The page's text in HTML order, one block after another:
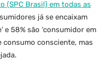
(SPC Brasil) em todas as
já se encaixam
e 58% são ‘consumidor em
consumo consciente, mas